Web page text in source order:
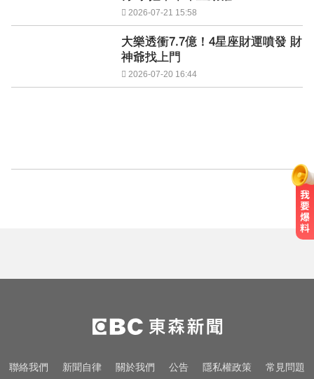
2026-07-21 15:58
大樂透衝7.7億！4星座財運噴發 財
神爺找上門
2026-07-20 16:44
聯絡我們 新聞自律 關於我們 公告 隱私權政策 常見問題